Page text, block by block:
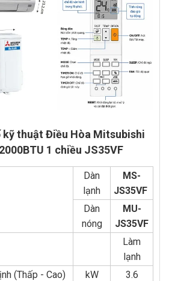
kỹ thuật Điều Hòa Mitsubishi
1 chiều JS35VF
Dàn
lạnh
MS-
JS35VF
Dàn
nóng
MU-
JS35VF
Làm
lạnh
(Thấp - Cao)
kW
3.6